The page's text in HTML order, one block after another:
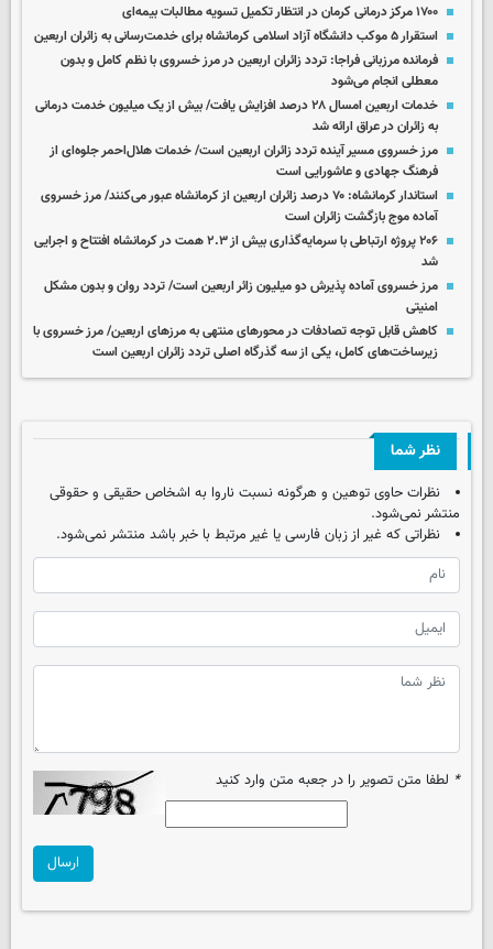
۱۷۰۰ مرکز درمانی کرمان در انتظار تکمیل تسویه مطالبات بیمه‌ای
استقرار ۵ موکب دانشگاه آزاد اسلامی کرمانشاه برای خدمت‌رسانی به زائران اربعین
فرمانده مرزبانی فراجا: تردد زائران اربعین در مرز خسروی با نظم کامل و بدون
معطلی انجام می‌شود
خدمات اربعین امسال ۲۸ درصد افزایش یافت/ بیش از یک میلیون خدمت درمانی
به زائران در عراق ارائه شد
مرز خسروی مسیر آینده تردد زائران اربعین است/ خدمات هلال‌احمر جلوه‌ای از
فرهنگ جهادی و عاشورایی است
استاندار کرمانشاه: ۷۰ درصد زائران اربعین از کرمانشاه عبور می‌کنند/ مرز خسروی
آماده موج بازگشت زائران است
۲۰۶ پروژه ارتباطی با سرمایه‌گذاری بیش از ۲.۳ همت در کرمانشاه افتتاح و اجرایی
شد
مرز خسروی آماده پذیرش دو میلیون زائر اربعین است/ تردد روان و بدون مشکل
امنیتی
کاهش قابل توجه تصادفات در محورهای منتهی به مرزهای اربعین/ مرز خسروی با
زیرساخت‌های کامل، یکی از سه گذرگاه اصلی تردد زائران اربعین است
نظر شما
نظرات حاوی توهین و هرگونه نسبت ناروا به اشخاص حقیقی و حقوقی
منتشر نمی‌شود.
نظراتی که غیر از زبان فارسی یا غیر مرتبط با خبر باشد منتشر نمی‌شود.
* لطفا متن تصویر را در جعبه متن وارد کنید
ارسال